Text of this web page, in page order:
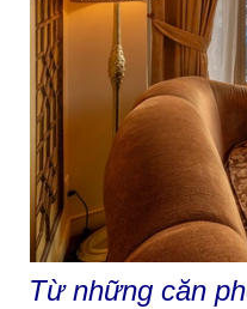
Từ những căn